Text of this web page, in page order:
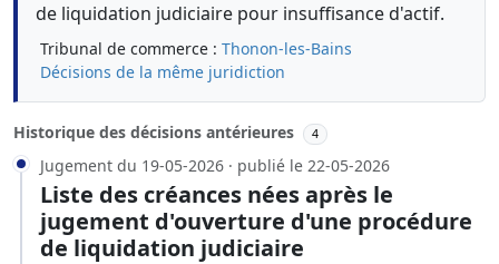
de liquidation judiciaire pour insuffisance d'actif.
Tribunal de commerce : Thonon-les-Bains
Décisions de la même juridiction
Historique des décisions antérieures 4
Jugement du 19-05-2026 · publié le 22-05-2026
Liste des créances nées après le
jugement d'ouverture d'une procédure
de liquidation judiciaire